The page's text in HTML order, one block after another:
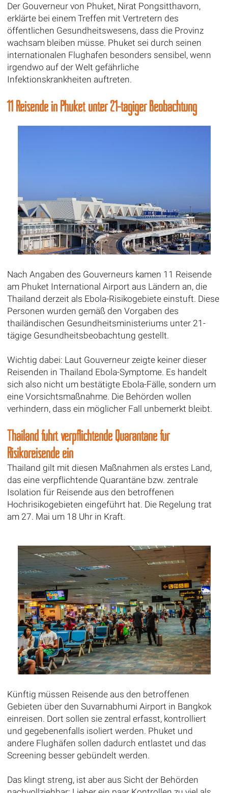
Der Gouverneur von Phuket, Nirat Pongsitthavorn,
erklärte bei einem Treffen mit Vertretern des
öffentlichen Gesundheitswesens, dass die Provinz
wachsam bleiben müsse. Phuket sei durch seinen
internationalen Flughafen besonders sensibel, wenn
irgendwo auf der Welt gefährliche
Infektionskrankheiten auftreten.
11 Reisende in Phuket unter 21-tägiger Beobachtung
Nach Angaben des Gouverneurs kamen 11 Reisende
am Phuket International Airport aus Ländern an, die
Thailand derzeit als Ebola-Risikogebiete einstuft. Diese
Personen wurden gemäß den Vorgaben des
thailändischen Gesundheitsministeriums unter 21-
tägige Gesundheitsbeobachtung gestellt.
Wichtig dabei: Laut Gouverneur zeigte keiner dieser
Reisenden in Thailand Ebola-Symptome. Es handelt
sich also nicht um bestätigte Ebola-Fälle, sondern um
eine Vorsichtsmaßnahme. Die Behörden wollen
verhindern, dass ein möglicher Fall unbemerkt bleibt.
Thailand führt verpflichtende Quarantäne für
Risikoreisende ein
Thailand gilt mit diesen Maßnahmen als erstes Land,
das eine verpflichtende Quarantäne bzw. zentrale
Isolation für Reisende aus den betroffenen
Hochrisikogebieten eingeführt hat. Die Regelung trat
am 27. Mai um 18 Uhr in Kraft.
Künftig müssen Reisende aus den betroffenen
Gebieten über den Suvarnabhumi Airport in Bangkok
einreisen. Dort sollen sie zentral erfasst, kontrolliert
und gegebenenfalls isoliert werden. Phuket und
andere Flughäfen sollen dadurch entlastet und das
Screening besser gebündelt werden.
Das klingt streng, ist aber aus Sicht der Behörden